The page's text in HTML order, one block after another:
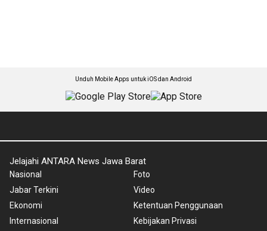
Unduh Mobile Apps untuk iOS dan Android
Jelajahi ANTARA News Jawa Barat
Nasional
Jabar Terkini
Ekonomi
Internasional
Foto
Video
Ketentuan Penggunaan
Kebijakan Privasi